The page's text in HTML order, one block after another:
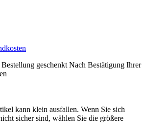
geschenkt Nach Bestätigung Ihrer
kann klein ausfallen. Wenn Sie sich
sicher sind, wählen Sie die größere